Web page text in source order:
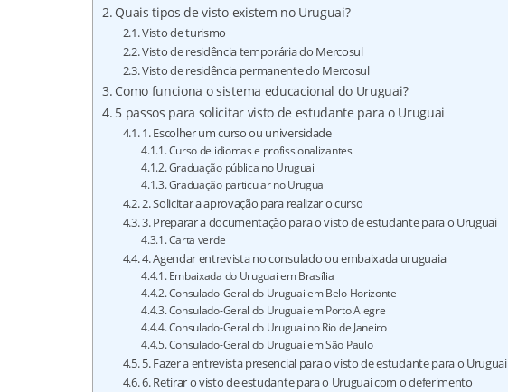
Quais tipos de visto existem no Uruguai?
Visto de turismo
Visto de residência temporária do Mercosul
Visto de residência permanente do Mercosul
Como funciona o sistema educacional do Uruguai?
5 passos para solicitar visto de estudante para o Uruguai
1. Escolher um curso ou universidade
Curso de idiomas e profissionalizantes
Graduação pública no Uruguai
Graduação particular no Uruguai
2. Solicitar a aprovação para realizar o curso
3. Preparar a documentação para o visto de estudante para o Uruguai
Carta verde
4. Agendar entrevista no consulado ou embaixada uruguaia
Embaixada do Uruguai em Brasília
Consulado-Geral do Uruguai em Belo Horizonte
Consulado-Geral do Uruguai em Porto Alegre
Consulado-Geral do Uruguai no Rio de Janeiro
Consulado-Geral do Uruguai em São Paulo
5. Fazer a entrevista presencial para o visto de estudante para o Uruguai
6. Retirar o visto de estudante para o Uruguai com o deferimento